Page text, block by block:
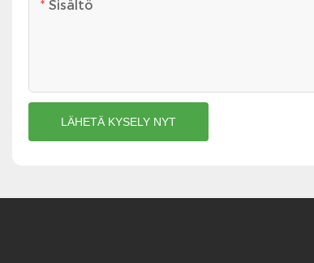
Sisältö
LÄHETÄ KYSELY NYT